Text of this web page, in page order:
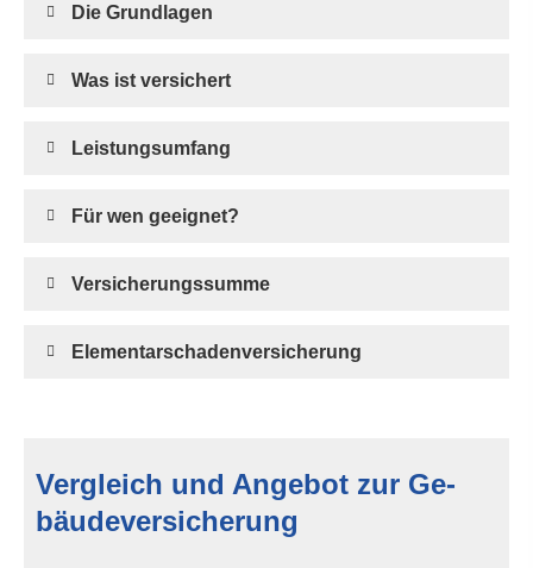
Die Grundlagen
Was ist versichert
Leistungsumfang
Für wen geeignet?
Versicherungssumme
Elementarschadenversicherung
Vergleich und Angebot zur Ge­
bäude­ver­si­che­rung